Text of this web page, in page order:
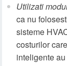
Utilizati
ca nu
sisteme
costurilor
inteligente